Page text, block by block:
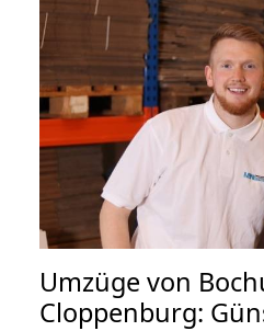
Umzüge von
Cloppenburg: